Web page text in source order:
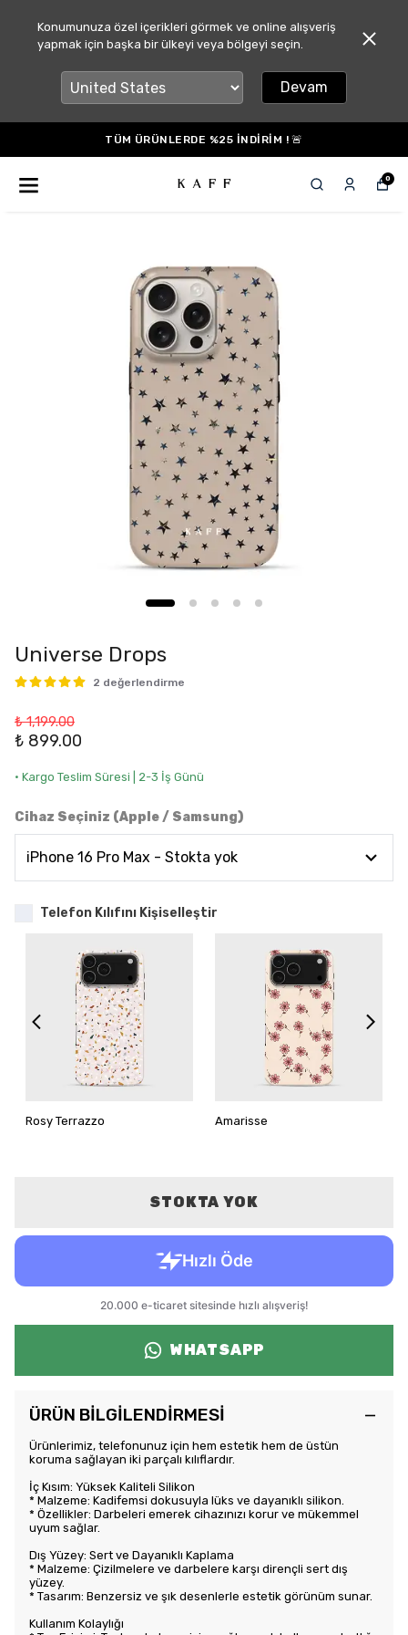
Konumunuza özel içerikleri görmek ve online alışveriş
yapmak için başka bir ülkeyi veya bölgeyi seçin.
Devam
TÜM ÜRÜNLERDE %25 İNDİRİM ! 🚨
0
Universe Drops
2 değerlendirme
₺ 1,199.00
₺ 899.00
• Kargo Teslim Süresi | 2-3 İş Günü
Cihaz Seçiniz (Apple / Samsung)
Telefon Kılıfını Kişiselleştir
Rosy Terrazzo Amarisse
STOKTA YOK
WHATSAPP
ÜRÜN BİLGİLENDİRMESİ
Ürünlerimiz, telefonunuz için hem estetik hem de üstün
koruma sağlayan iki parçalı kılıflardır.
İç Kısım: Yüksek Kaliteli Silikon
* Malzeme: Kadifemsi dokusuyla lüks ve dayanıklı silikon.
* Özellikler: Darbeleri emerek cihazınızı korur ve mükemmel
uyum sağlar.
Dış Yüzey: Sert ve Dayanıklı Kaplama
* Malzeme: Çizilmelere ve darbelere karşı dirençli sert dış
yüzey.
* Tasarım: Benzersiz ve şık desenlerle estetik görünüm sunar.
Kullanım Kolaylığı